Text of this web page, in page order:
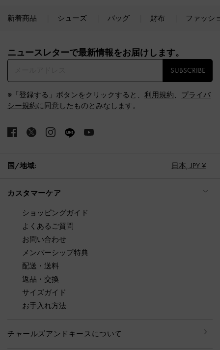
新着商品 シューズ バッグ 財布 ファッシ
ニュースレターで最新情報をお届けします。​
SUBSCRIBE
※「登録する」ボタンをクリックすると、 利用規約、 プライバ
シー規約に同意したものとみなします。
国/地域: 日本, JPY ¥
カスタマーケア
ショッピングガイド
よくあるご質問
お問い合わせ
メンバーシップ特典
配送・送料
返品・交換
サイズガイド
お手入れ方法
チャールズアンドキースについて